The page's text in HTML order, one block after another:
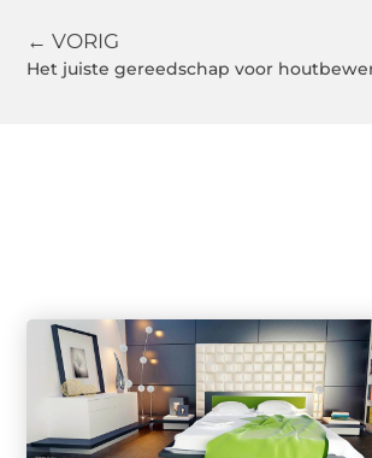
← VORIG
Het juiste gereedschap voor